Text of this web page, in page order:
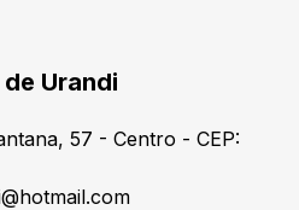
Urandi
57 - Centro - CEP: